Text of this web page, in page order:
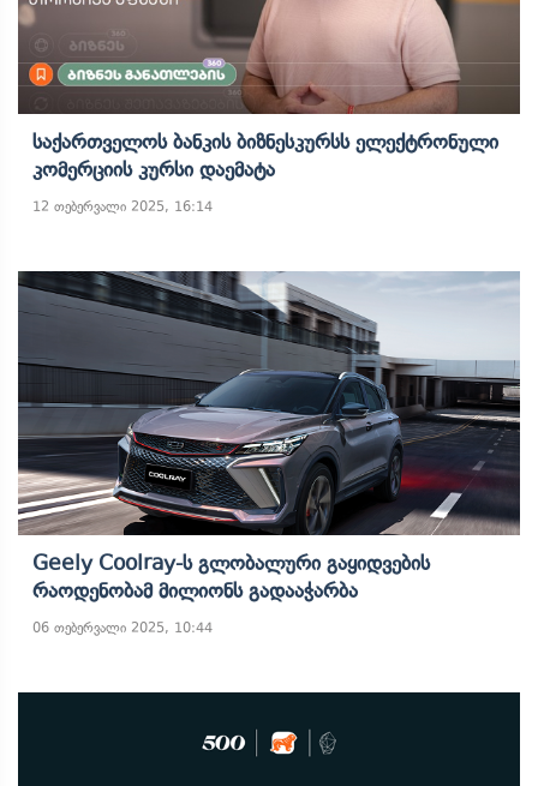
Საქართველოს Ბანკის Ბიზნესკურსს Ელექტრონული
Კომერციის Კურსი Დაემატა
12 თებერვალი 2025, 16:14
Geely Coolray-Ს Გლობალური Გაყიდვების
Რაოდენობამ Მილიონს Გადააჭარბა
06 თებერვალი 2025, 10:44